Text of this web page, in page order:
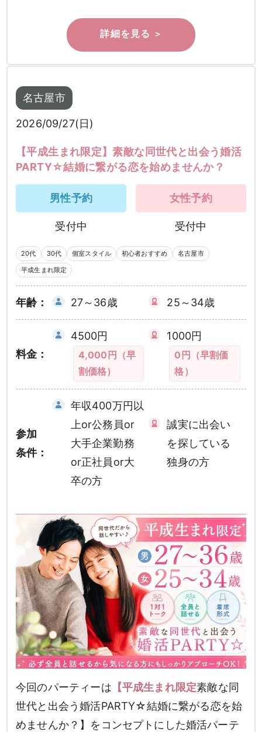
名古屋市
2026/09/27(日)
【平成生まれ限定】素敵な同世代と出会う婚活
PARTY☆結婚に繋がる恋を始めませんか？
男性予約
受付中
女性予約
受付中
20代 30代 個室スタイル 初心者おすすめ 名古屋市
平成生まれ限定
年齢： 27～36歳 25～34歳
料金：
4500円
4,000円（早
割価格）
1000円
0円（早割価
格）
参加
条件：
年収400万円以
上or公務員or
大手企業勤務
or正社員or大
卒の方
誠実に出会い
を探している
独身の方
今回のパーティーは 【平成生まれ限定素敵な同
世代と出会う婚活PARTY☆結婚に繋がる恋を始
めませんか？】をコンセプトにした婚活パーテ
男性 女性